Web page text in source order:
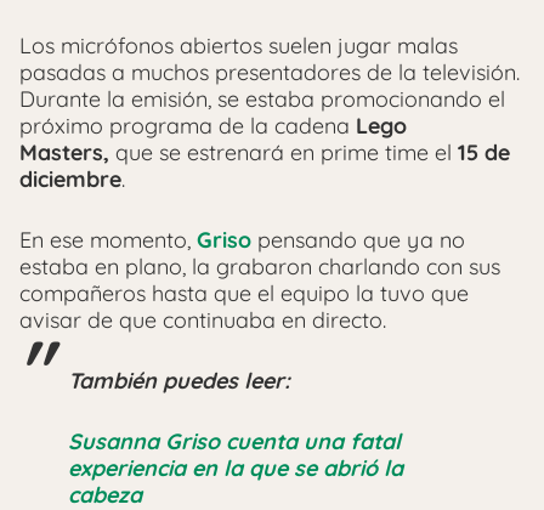
Los micrófonos abiertos suelen jugar malas
pasadas a muchos presentadores de la televisión.
Durante la emisión, se estaba promocionando el
próximo programa de la cadena Lego
Masters, que se estrenará en prime time el 15 de
diciembre.
En ese momento, Griso pensando que ya no
estaba en plano, la grabaron charlando con sus
compañeros hasta que el equipo la tuvo que
avisar de que continuaba en directo.
También puedes leer:
Susanna Griso cuenta una fatal
experiencia en la que se abrió la
cabeza